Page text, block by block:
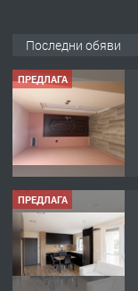
Последни обяви
ПРЕДЛАГА
ПРЕДЛАГА